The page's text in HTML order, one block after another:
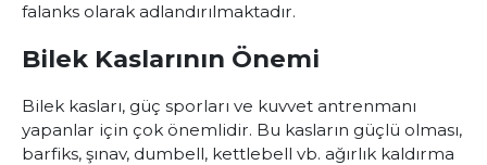
falanks olarak adlandırılmaktadır.
Bilek Kaslarının Önemi
Bilek kasları, güç sporları ve kuvvet antrenmanı
yapanlar için çok önemlidir. Bu kasların güçlü olması,
barfiks, şınav, dumbell, kettlebell vb. ağırlık kaldırma